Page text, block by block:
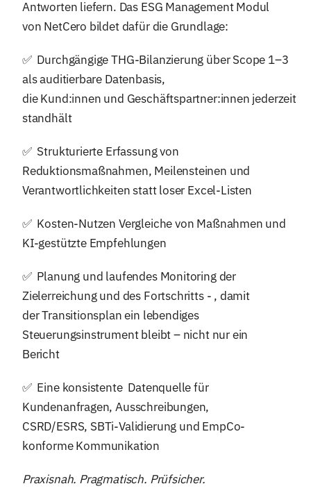
Antworten liefern. Das ESG Management Modul
von NetCero bildet dafür die Grundlage:
✅ Durchgängige THG-Bilanzierung über Scope 1–3
als auditierbare Datenbasis,
die Kund:innen und Geschäftspartner:innen jederzeit
standhält
✅ Strukturierte Erfassung von
Reduktionsmaßnahmen, Meilensteinen und
Verantwortlichkeiten statt loser Excel-Listen
✅ Kosten-Nutzen Vergleiche von Maßnahmen und
KI-gestützte Empfehlungen
✅ Planung und laufendes Monitoring der
Zielerreichung und des Fortschritts - , damit
der Transitionsplan ein lebendiges
Steuerungsinstrument bleibt – nicht nur ein
Bericht
✅ Eine konsistente Datenquelle für
Kundenanfragen, Ausschreibungen,
CSRD/ESRS, SBTi-Validierung und EmpCo-
konforme Kommunikation
Praxisnah. Pragmatisch. Prüfsicher.